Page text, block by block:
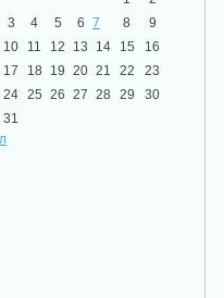
3
4 5 6 7 8
9
10
11 12 13 14 15
16
17
18 19 20 21 22
23
24 25 26 27 28 29
30
31